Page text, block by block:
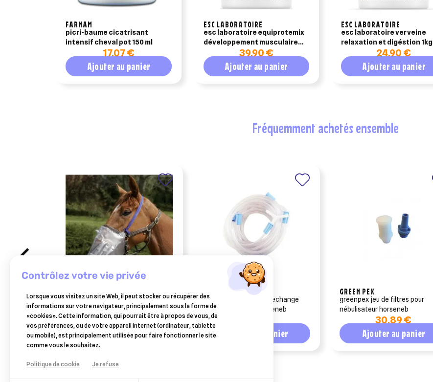
FARNAM
picri-baume cicatrisant
intensif cheval pot 150 ml
17,07 €
Ajouter au panier
ESC LABORATOIRE
esc laboratoire equiprotemix
développement musculaire
39,90 €
Ajouter au panier
ESC LABORATOIRE
esc laboratoire verveine
relaxation et digéstion 1kg
24,90 €
Ajouter au panier
fréquemment achetés ensemble
GREEN PEX
top-mask pour nébulisateur
horseneb
33,20 €
Ajouter au panier
GREEN PEX
greenpex tubulure de rechange
pour nébulisateur horseneb
Ajouter au panier
GREEN PEX
greenpex jeu de filtres pour
nébulisateur horseneb
30,89 €
Ajouter au panier
contrôlez votre vie privée
Lorsque vous visitez un site Web, il peut stocker ou récupérer des
informations sur votre navigateur, principalement sous la forme de
«cookies». Cette information, qui pourrait être à propos de vous, de
vos préférences, ou de votre appareil internet (ordinateur, tablette
ou mobile), est principalement utilisée pour faire fonctionner le site
comme vous le souhaitez.
Politique de cookie Je refuse